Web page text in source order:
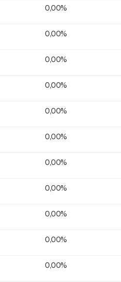
0,00%
0,00%
0,00%
0,00%
0,00%
0,00%
0,00%
0,00%
0,00%
0,00%
0,00%